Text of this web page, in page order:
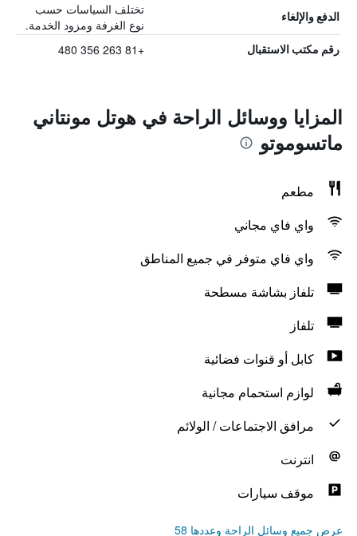
الدفع والإلغاء
تختلف السياسات حسب
نوع الغرفة ومزود الخدمة.
رقم مكتب الاستقبال +81 263 356 480
المزايا ووسائل الراحة في هوتل مونتاني
ماتسوموتو
مطعم
واي فاي مجاني
واي فاي متوفر في جميع المناطق
تلفاز بشاشة مسطحة
تلفاز
كابل أو قنوات فضائية
لوازم استحمام مجانية
مرافق الاجتماعات / الولائم
انترنت
موقف سيارات
عرض جميع وسائل الراحة وعددها 58